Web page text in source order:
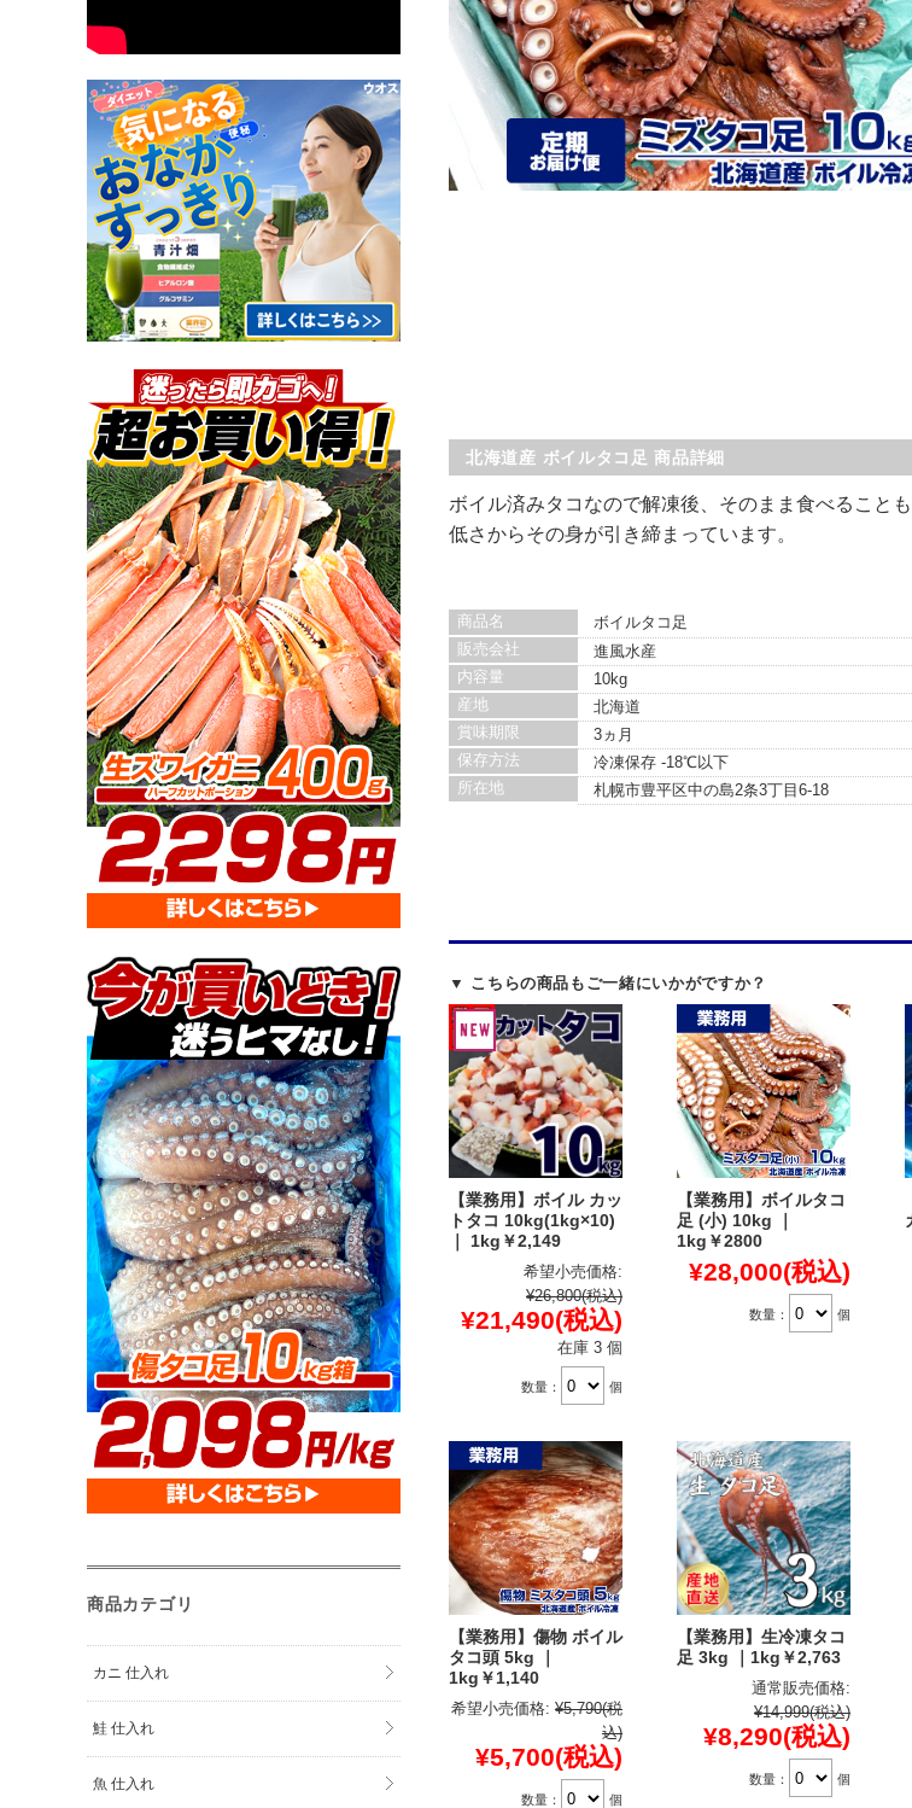
北海道産 ボイルタコ足 商品詳細
ボイル済みタコなので解凍後、そのまま食べること
低さからその身が引き締まっています。
商品名
ボイルタコ足
販売会社
進風水産
内容量
10kg
産地
北海道
賞味期限
3ヵ月
保存方法
冷凍保存 -18℃以下
所在地
札幌市豊平区中の島2条3丁目6-18
▼ こちらの商品もご一緒にいかがですか？
【業務用】ボイル カッ
トタコ 10kg(1kg×10)
｜ 1kg￥2,149
希望小売価格:
¥26,800(税込)
¥21,490(税込)
在庫 3 個
数量： 個
【業務用】ボイルタコ
足 (小) 10kg ｜
1kg￥2800
¥28,000(税込)
数量： 個
【業務用】傷物 ボイル
タコ頭 5kg ｜
1kg￥1,140
希望小売価格: ¥5,790(税
込)
¥5,700(税込)
数量： 個
【業務用】生冷凍タコ
足 3kg ｜1kg￥2,763
通常販売価格:
¥14,999(税込)
¥8,290(税込)
数量： 個
商品カテゴリ
カニ 仕入れ
鮭 仕入れ
魚 仕入れ